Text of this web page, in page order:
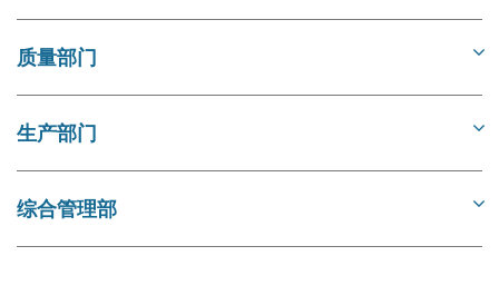
质量部门
生产部门
综合管理部